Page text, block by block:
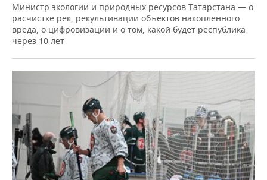
Министр экологии и природных ресурсов Татарстана — о
расчистке рек, рекультивации объектов накопленного
вреда, о цифровизации и о том, какой будет республика
через 10 лет